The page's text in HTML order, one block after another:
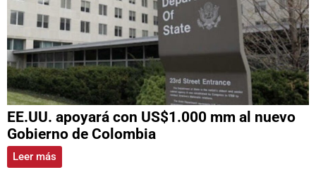
EE.UU. apoyará con US$1.000 mm al nuevo
Gobierno de Colombia
Leer más